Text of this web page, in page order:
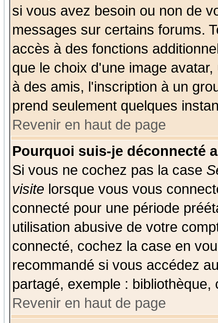
si vous avez besoin ou non de
messages sur certains forums.
accès à des fonctions
que le choix d'une image
à des amis, l'inscription à un
prend seulement quelques
Revenir en haut de page
Pourquoi suis-je déconnecté
Si vous ne cochez pas la case
visite lorsque vous vous
connecté pour une période
utilisation abusive de votre
connecté, cochez la case en
recommandé si vous accédez
partagé, exemple :
Revenir en haut de page